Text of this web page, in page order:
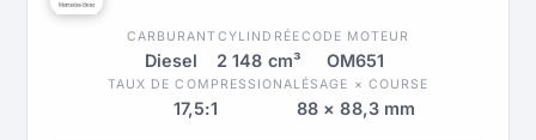
CARBURANT
Diesel
CYLINDRÉE
2 148 cm³
CODE MOTEUR
OM651
TAUX DE COMPRESSION
17,5:1
ALÉSAGE × COURSE
88 × 88,3 mm